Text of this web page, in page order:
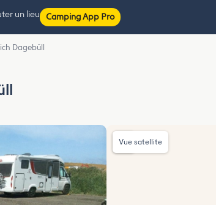
un lieu Camping App Pro
Dagebüll
Vue satellite